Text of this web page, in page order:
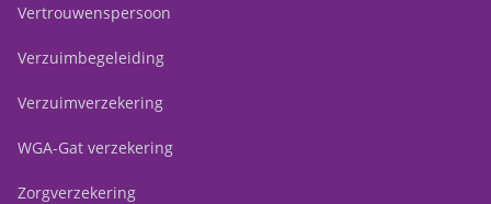
Vertrouwenspersoon
Verzuimbegeleiding
Verzuimverzekering
WGA-Gat verzekering
Zorgverzekering